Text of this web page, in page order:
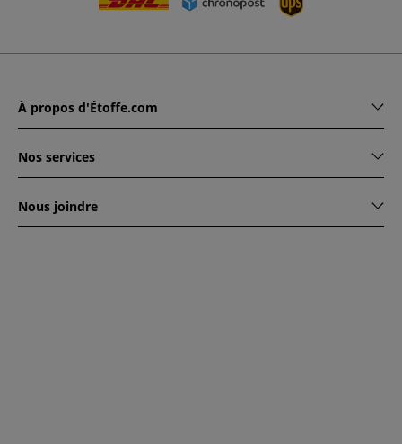
À propos d'Étoffe.com
Nos services
Nous joindre